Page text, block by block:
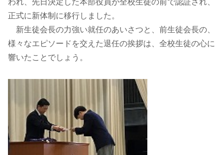
われ、先日決定した本部役員が全校生徒の前で認証され、
正式に新体制に移行しました。
新生徒会長の力強い就任のあいさつと、前生徒会長の、
様々なエピソードを交えた退任の挨拶は、全校生徒の心に
響いたことでしょう。